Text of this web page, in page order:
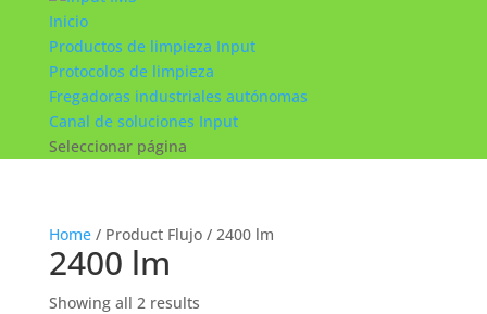
Inicio
Productos de limpieza Input
Protocolos de limpieza
Fregadoras industriales autónomas
Canal de soluciones Input
Seleccionar página
Home/ Product Flujo / 2400 lm
2400 lm
Showing all 2 results